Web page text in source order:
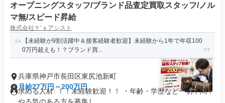
オープニングスタッフ/ブランド品査定買取スタッフ/ノル
マ無/スピード昇給
株式会社Ｙ’ｓアシスト
【未経験が9割活躍中＆接客経験者歓迎】未経験から1年で年収100
0万円超えも！？ブランド買...
兵庫県神戸市長田区東尻池新町
月給27万円～200万円
求める人材: ！！未経験歓迎！！ ・年齢・学歴など一切不問！